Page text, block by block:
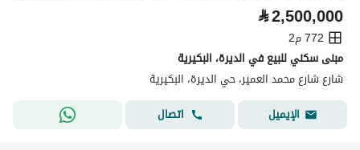
⃁2,500,000
772 م2
مبنى سكني للبيع في الديرة، البكيرية
شارع شارع محمد العمير، حي الديرة، البكيرية
الإيميل
اتصال